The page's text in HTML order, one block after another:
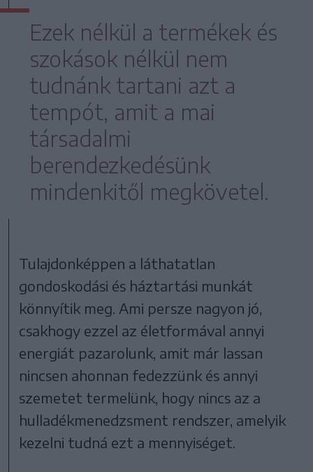
Ezek nélkül a termékek és
szokások nélkül nem
tudnánk tartani azt a
tempót, amit a mai
társadalmi
berendezkedésünk
mindenkitől megkövetel.
Tulajdonképpen a láthatatlan
gondoskodási és háztartási munkát
könnyítik meg. Ami persze nagyon jó,
csakhogy ezzel az életformával annyi
energiát pazarolunk, amit már lassan
nincsen ahonnan fedezzünk és annyi
szemetet termelünk, hogy nincs az a
hulladékmenedzsment rendszer, amelyik
kezelni tudná ezt a mennyiséget.